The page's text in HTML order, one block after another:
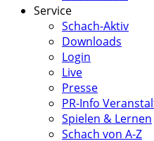
Service
Schach-Aktiv
Downloads
Login
Live
Presse
PR-Info
Spielen & Lernen
Schach von A-Z